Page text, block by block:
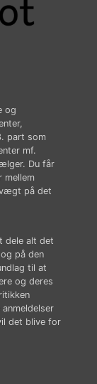
og
part som
mf.
Du får
mellem
på det
dele alt det
på den
til at
og deres
det blive for